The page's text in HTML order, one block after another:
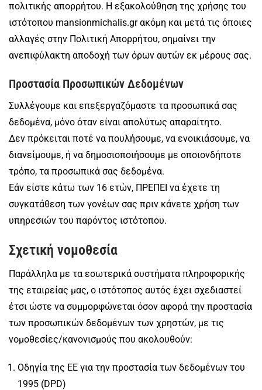
πολιτικής απορρήτου. Η εξακολούθηση της χρήσης του
ιστότοπου mansionmichalis.gr ακόμη και μετά τις όποιες
αλλαγές στην Πολιτική Απορρήτου, σημαίνει την
ανεπιφύλακτη αποδοχή των όρων αυτών εκ μέρους σας.
Προστασία Προσωπικών Δεδομένων
Συλλέγουμε και επεξεργαζόμαστε τα προσωπικά σας
δεδομένα, μόνο όταν είναι απολύτως απαραίτητο.
Δεν πρόκειται ποτέ να πουλήσουμε, να ενοικιάσουμε, να
διανείμουμε, ή να δημοσιοποιήσουμε με οποιονδήποτε
τρόπο, τα προσωπικά σας δεδομένα.
Εάν είστε κάτω των 16 ετών, ΠΡΕΠΕΙ να έχετε τη
συγκατάθεση των γονέων σας πριν κάνετε χρήση των
υπηρεσιών του παρόντος ιστότοπου.
Σχετική νομοθεσία
Παράλληλα με τα εσωτερικά συστήματα πληροφορικής
της εταιρείας μας, ο ιστότοπος αυτός έχει σχεδιαστεί
έτσι ώστε να συμμορφώνεται όσον αφορά την προστασία
των προσωπικών δεδομένων των χρηστών, με τις
νομοθεσίες/κανονισμούς που ακολουθούν:
Οδηγία της ΕΕ για την προστασία των δεδομένων του
1995 (DPD)